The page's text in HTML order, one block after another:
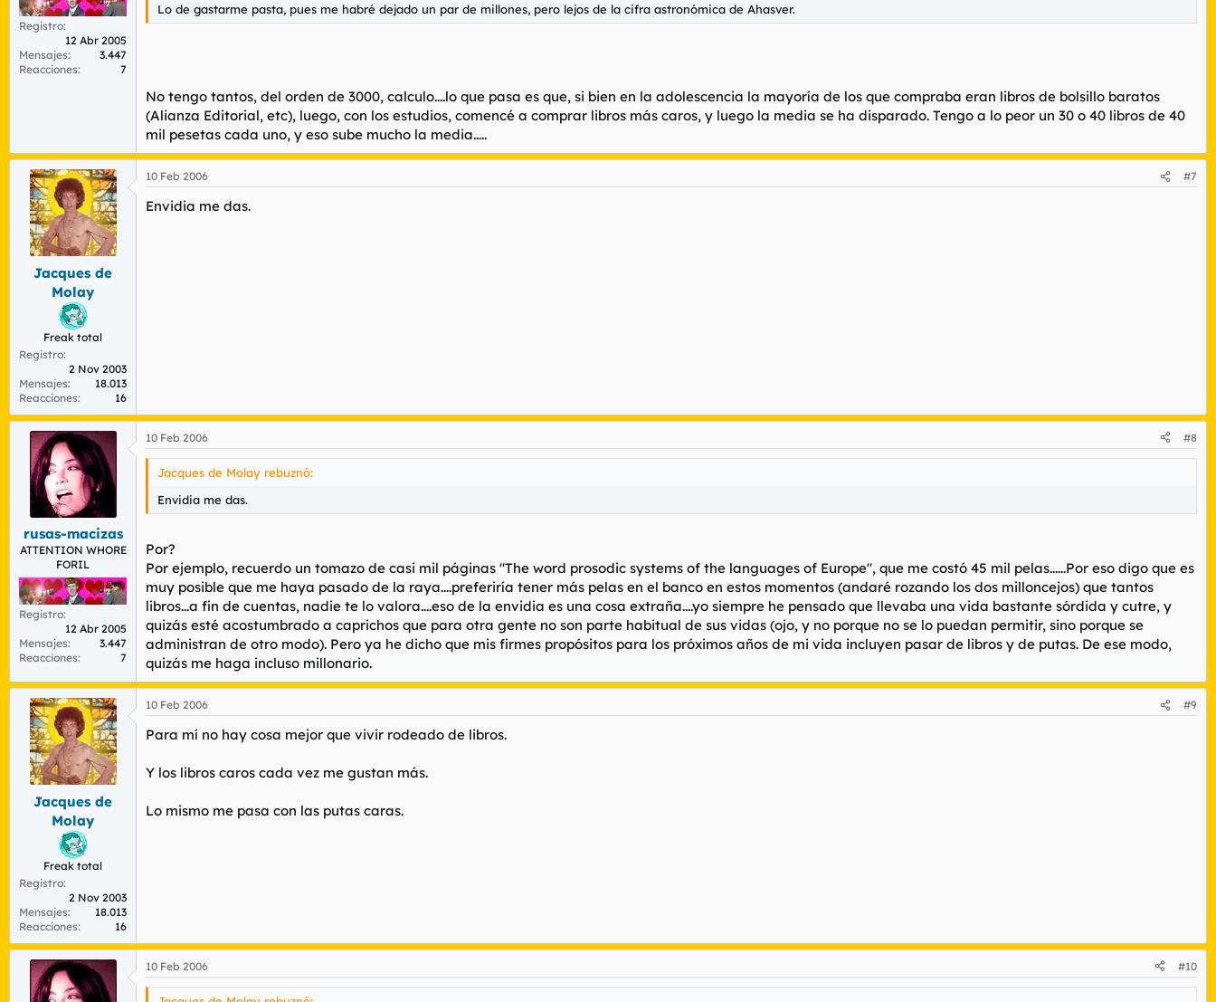
Registro
12 Abr 2005
Mensajes
3.447
Reacciones
7
Lo de gastarme pasta, pues me habré dejado un par de millones, pero lejos de la cifra astronómica de Ahasver.
No tengo tantos, del orden de 3000, calculo....lo que pasa es que, si bien en la adolescencia la mayoría de los que compraba eran libros de bolsillo baratos
(Alianza Editorial, etc), luego, con los estudios, comencé a comprar libros más caros, y luego la media se ha disparado. Tengo a lo peor un 30 o 40 libros de 40
mil pesetas cada uno, y eso sube mucho la media.....
Jacques de
Molay
Freak total
Registro
2 Nov 2003
Mensajes
18.013
Reacciones
16
10 Feb 2006 #7
Envidia me das.
rusas-macizas
ATTENTION WHORE
FORIL
Registro
12 Abr 2005
Mensajes
3.447
Reacciones
7
10 Feb 2006 #8
Jacques de Molay rebuznó:
Envidia me das.
Por?
Por ejemplo, recuerdo un tomazo de casi mil páginas "The word prosodic systems of the languages of Europe", que me costó 45 mil pelas......Por eso digo que es
muy posible que me haya pasado de la raya....preferiría tener más pelas en el banco en estos momentos (andaré rozando los dos milloncejos) que tantos
libros...a fin de cuentas, nadie te lo valora....eso de la envidia es una cosa extraña....yo siempre he pensado que llevaba una vida bastante sórdida y cutre, y
quizás esté acostumbrado a caprichos que para otra gente no son parte habitual de sus vidas (ojo, y no porque no se lo puedan permitir, sino porque se
administran de otro modo). Pero ya he dicho que mis firmes propósitos para los próximos años de mi vida incluyen pasar de libros y de putas. De ese modo,
quizás me haga incluso millonario.
Jacques de
Molay
Freak total
Registro
2 Nov 2003
Mensajes
18.013
Reacciones
16
10 Feb 2006 #9
Para mí no hay cosa mejor que vivir rodeado de libros.
Y los libros caros cada vez me gustan más.
Lo mismo me pasa con las putas caras.
10 Feb 2006 #10